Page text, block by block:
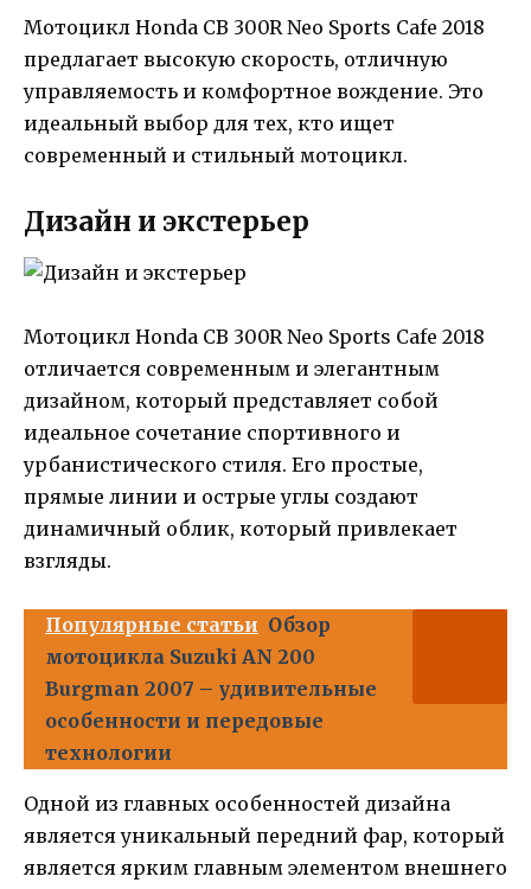
Мотоцикл Honda CB 300R Neo Sports Cafe 2018
предлагает высокую скорость, отличную
управляемость и комфортное вождение. Это
идеальный выбор для тех, кто ищет
современный и стильный мотоцикл.
Дизайн и экстерьер
Мотоцикл Honda CB 300R Neo Sports Cafe 2018
отличается современным и элегантным
дизайном, который представляет собой
идеальное сочетание спортивного и
урбанистического стиля. Его простые,
прямые линии и острые углы создают
динамичный облик, который привлекает
взгляды.
Популярные статьи Обзор
мотоцикла Suzuki AN 200
Burgman 2007 – удивительные
особенности и передовые
технологии
Одной из главных особенностей дизайна
является уникальный передний фар, который
является ярким главным элементом внешнего